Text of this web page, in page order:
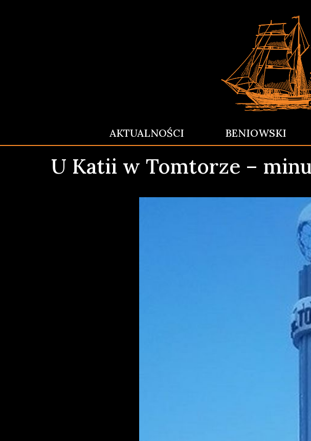
AKTUALNOŚCI BENIOWSKI
U Katii w Tomtorze –